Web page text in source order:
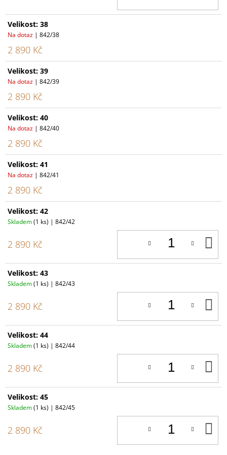
Velikost: 38
Na dotaz | 842/38
2 890 Kč
Velikost: 39
Na dotaz | 842/39
2 890 Kč
Velikost: 40
Na dotaz | 842/40
2 890 Kč
Velikost: 41
Na dotaz | 842/41
2 890 Kč
Velikost: 42
Skladem(1 ks) | 842/42
2 890 Kč
Velikost: 43
Skladem(1 ks) | 842/43
2 890 Kč
Velikost: 44
Skladem(1 ks) | 842/44
2 890 Kč
Velikost: 45
Skladem(1 ks) | 842/45
2 890 Kč